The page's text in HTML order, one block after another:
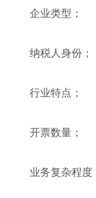
企业类型；
纳税人身份；
行业特点；
开票数量；
业务复杂程度